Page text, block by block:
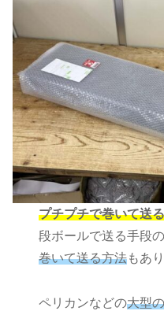
プチプチで巻いて送
段ボールで送る手段
巻いて送る方法もあ
ペリカンなどの大型